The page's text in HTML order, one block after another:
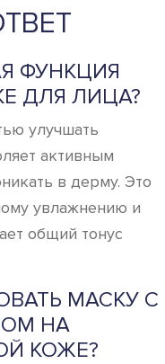
ФУНКЦИЯ
ДЛЯ ЛИЦА?
улучшать
активным
в дерму. Это
увлажнению и
общий тонус
МАСКУ С
НА
КОЖЕ?